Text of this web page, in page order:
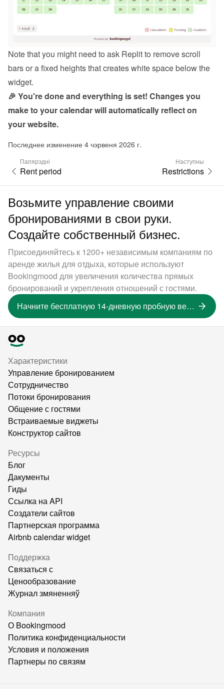
Note that you might need to ask Replit to remove scroll
bars or a fixed heights that creates white space below the
widget.
🎉 You're done and everything is set! Changes you
make to your calendar will automatically reflect on
your website.
Последнее изменение 4 чэрвеня 2026 г.
Папярэдні
Rent period
Наступны
Restrictions
Возьмите управление своими
бронированиями в свои руки.
Создайте собственный бизнес.
Присоединяйтесь к 1200+ независимым компаниям по
аренде жилья для отдыха, которые используют
Bookingmood для увеличения количества прямых
бронирований и укрепления отношений с гостями.
Начните бесплатную 14-дневную пробную версию
Характеристики
Управление бронированием
Сотрудничество
Потоки бронирования
Общение с гостями
Встраиваемые виджеты
Конструктор сайтов
Ресурсы
Блог
Дакументы
Гиды
Ссылка на API
Создатели сайтов
Партнерская программа
Airbnb calendar widget
Поддержка
Связаться с
Ценообразование
Журнал змяненняў
Компания
О Bookingmood
Политика конфиденциальности
Условия и положения
Партнеры по связям